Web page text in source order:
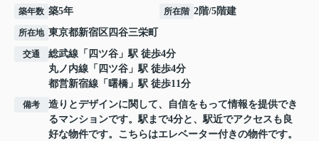
築年数 築5年 所在階 2階/5階建
所在地 東京都新宿区 四谷三栄町
交通 総武線 「 四ツ谷 」駅 徒歩4分
丸ノ内線 「 四ツ谷 」駅 徒歩4分
都営新宿線 「 曙橋 」駅 徒歩11分
備考
造りとデザインに関して、自信をもって情報を提供でき
るマンションです。駅まで4分と、駅近でアクセスも良
好な物件です。こちらはエレベーター付きの物件です。